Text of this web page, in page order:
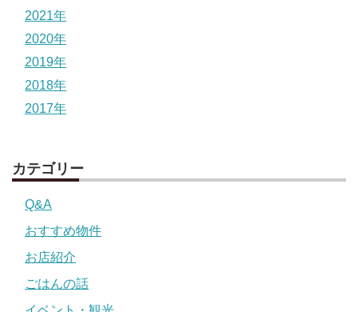
2021年
2020年
2019年
2018年
2017年
カテゴリー
Q&A
おすすめ物件
お店紹介
ごはんの話